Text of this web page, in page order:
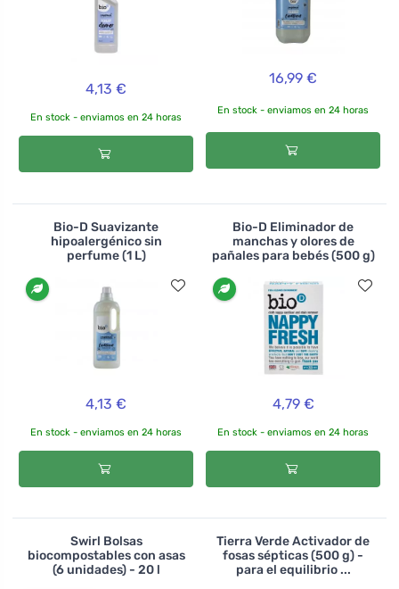
4,13 €
En stock - enviamos en 24 horas
16,99 €
En stock - enviamos en 24 horas
Bio-D Suavizante
hipoalergénico sin
perfume (1 L)
4,13 €
En stock - enviamos en 24 horas
Bio-D Eliminador de
manchas y olores de
pañales para bebés (500 g)
4,79 €
En stock - enviamos en 24 horas
Swirl Bolsas
biocompostables con asas
(6 unidades) - 20 l
Tierra Verde Activador de
fosas sépticas (500 g) -
para el equilibrio ...